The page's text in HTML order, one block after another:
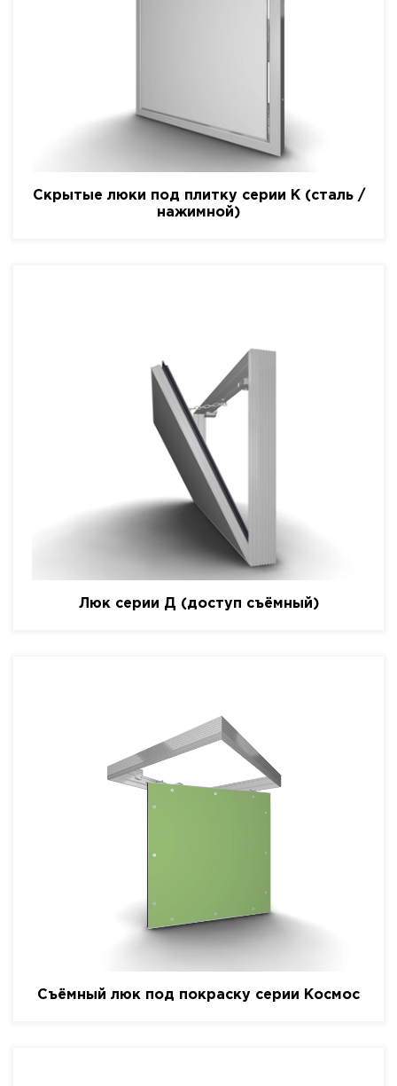
Скрытые люки под плитку серии K (сталь /
нажимной)
Люк серии Д (доступ съёмный)
Съёмный люк под покраску серии Космос